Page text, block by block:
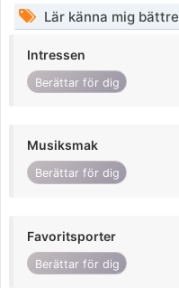
Lär känna mig bättre
Intressen
Berättar för dig
Musiksmak
Berättar för dig
Favoritsporter
Berättar för dig